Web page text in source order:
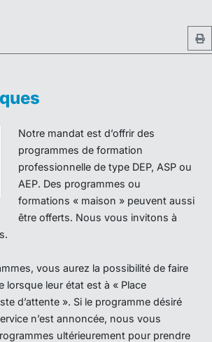
Notre mandat est d’offrir des
programmes de formation
professionnelle de type DEP, ASP ou
AEP. Des programmes ou
formations « maison » peuvent aussi
être offerts. Nous vous invitons à
vous aurez la possibilité de faire
lorsque leur état est à « Place
d’attente ». Si le programme désiré
n’est annoncée, nous vous
ultérieurement pour prendre